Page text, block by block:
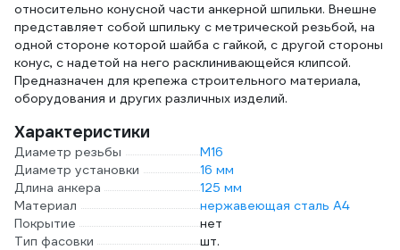
относительно конусной части анкерной шпильки. Внешне
представляет собой шпильку с метрической резьбой, на
одной стороне которой шайба с гайкой, с другой стороны
конус, с надетой на него расклинивающейся клипсой.
Предназначен для крепежа строительного материала,
оборудования и других различных изделий.
Характеристики
Диаметр резьбы
М16
Диаметр установки
16 мм
Длина анкера
125 мм
Материал
нержавеющая сталь А4
Покрытие
нет
Тип фасовки
шт.